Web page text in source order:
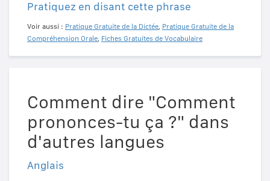
Pratiquez en disant cette phrase
Voir aussi : Pratique Gratuite de la Dictée, Pratique Gratuite de la
Compréhension Orale, Fiches Gratuites de Vocabulaire
Comment dire "Comment
prononces-tu ça ?" dans
d'autres langues
Anglais